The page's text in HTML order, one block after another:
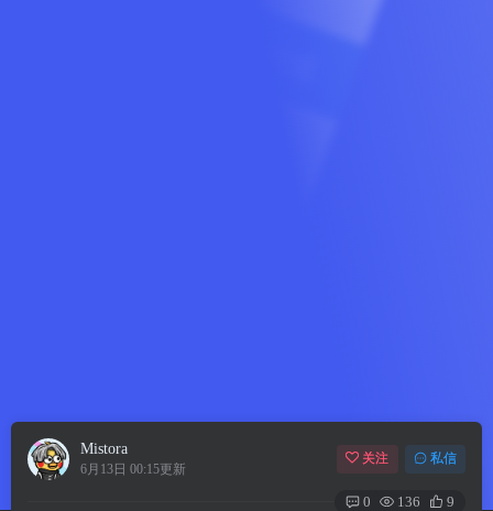
Mistora
6月13日 00:15更新
关注 私信
0 136 9